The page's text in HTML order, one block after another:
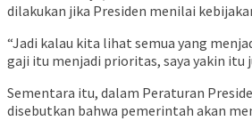
dilakukan jika Presiden menilai
“Jadi kalau kita lihat semua yang
gaji itu menjadi prioritas, saya yakin itu
Sementara itu, dalam Peraturan
disebutkan bahwa pemerintah akan